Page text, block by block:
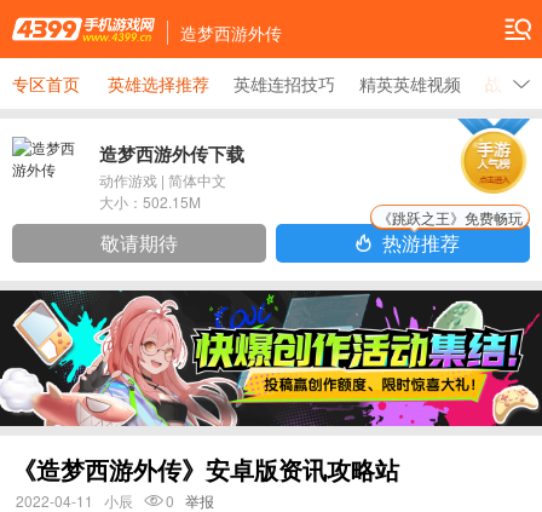
造梦西游外传
专区首页 英雄选择推荐 英雄连招技巧 精英英雄视频 战力提
造梦西游外传下载
动作游戏 | 简体中文
大小： 502.15M
敬请期待 热游推荐
《跳跃之王》免费畅玩
《造梦西游外传》安卓版资讯攻略站
2022-04-11 小辰 0 举报